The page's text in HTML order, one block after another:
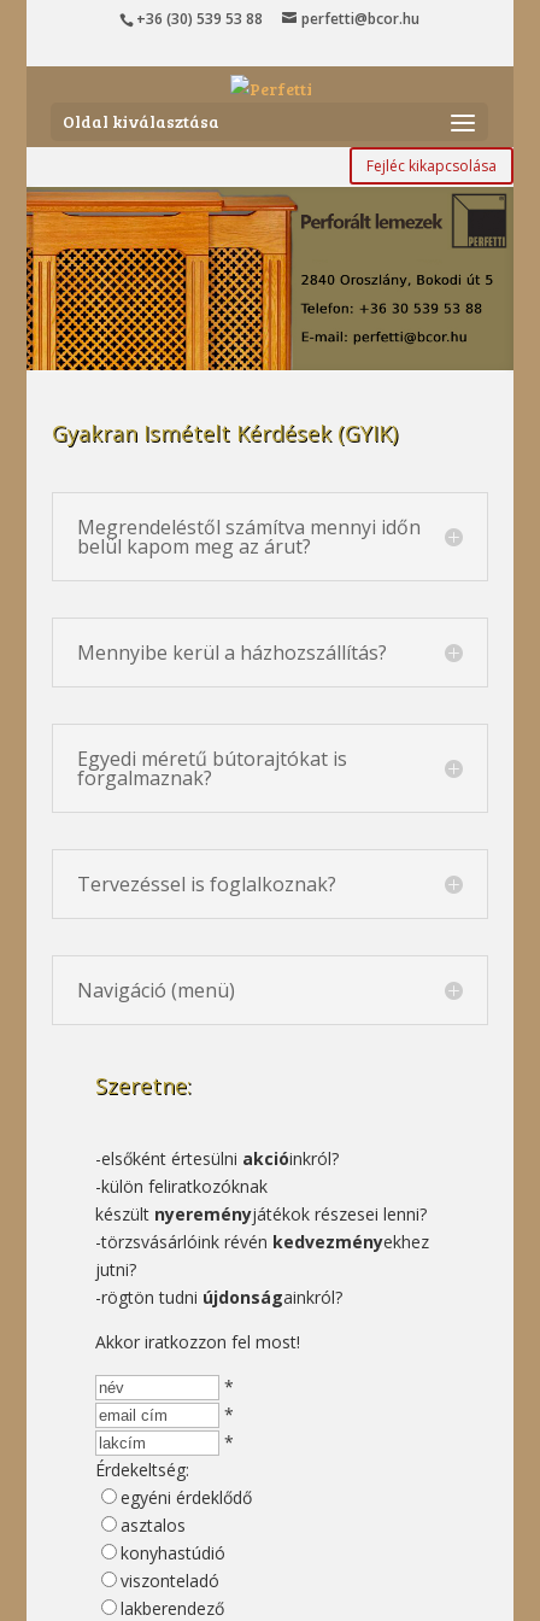
+36 (30) 539 53 88 perfetti@bcor.hu
Oldal kiválasztása
Fejléc kikapcsolása
Gyakran Ismételt Kérdések (GYIK)
Megrendeléstől számítva mennyi időn
belül kapom meg az árut?
Mennyibe kerül a házhozszállítás?
Egyedi méretű bútorajtókat is
forgalmaznak?
Tervezéssel is foglalkoznak?
Navi­gá­ció (menü)
Szeretne:
-elsőként értesülni akcióinkról?
-külön feliratkozóknak
készült nyereményjátékok részesei lenni?
-törzsvásárlóink révén kedvezményekhez
jutni?
-rögtön tudni újdonságainkról?
Akkor iratkozzon fel most!
*
*
*
Érdekeltség:
egyéni érdeklődő
asztalos
konyhastúdió
viszonteladó
lakberendező